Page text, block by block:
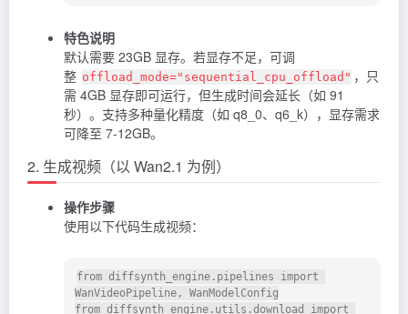
特色说明
默认需要 23GB 显存。若显存不足，可调
整 offload_mode="sequential_cpu_offload" ，只
需 4GB 显存即可运行，但生成时间会延长（如 91
秒）。支持多种量化精度（如 q8_0、q6_k），显存需求
可降至 7-12GB。
2. 生成视频（以 Wan2.1 为例）
操作步骤
使用以下代码生成视频：
from diffsynth_engine.pipelines import
WanVideoPipeline, WanModelConfig
from diffsynth_engine.utils.download import